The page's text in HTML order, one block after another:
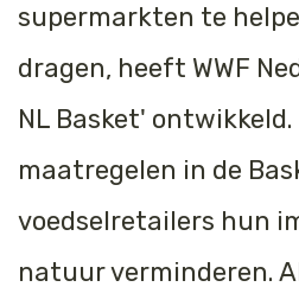
supermarkten te
dragen, heeft WWF
NL Basket'
maatregelen in de
voedselretailers hun
natuur verminderen.